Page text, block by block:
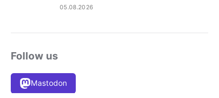
05.08.2026
Follow us
Mastodon